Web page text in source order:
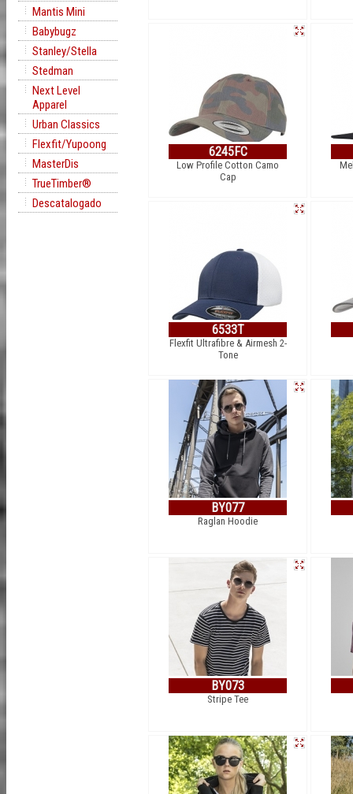
Mantis Mini
Babybugz
Stanley/Stella
Stedman
Next Level
Apparel
Urban Classics
Flexfit/Yupoong
MasterDis
TrueTimber®
Descatalogado
6245FC
Low Profile Cotton Camo
Cap
6533T
Flexfit Ultrafibre & Airmesh 2-
Tone
BY077
Raglan Hoodie
BY073
Stripe Tee